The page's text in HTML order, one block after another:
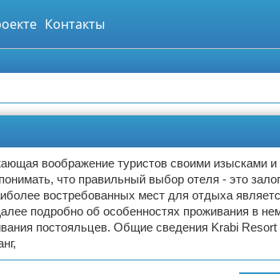
Контакты
воображение туристов своими изысками и
что правильный выбор отеля - это залог
востребованных мест для отдыха
подробно об особенностях проживания в
постояльцев. Общие сведения Krabi Resort